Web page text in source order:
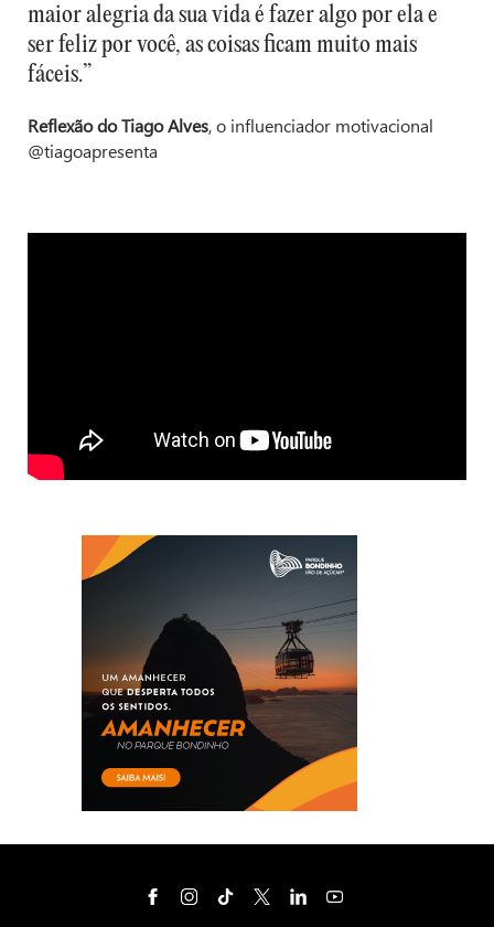
maior alegria da sua vida é fazer algo por ela e
ser feliz por você, as coisas ficam muito mais
fáceis.”
Reflexão do Tiago Alves, o influenciador motivacional
@tiagoapresenta